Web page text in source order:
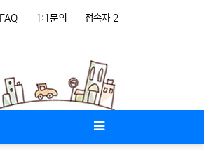
FAQ 1:1문의 접속자 2